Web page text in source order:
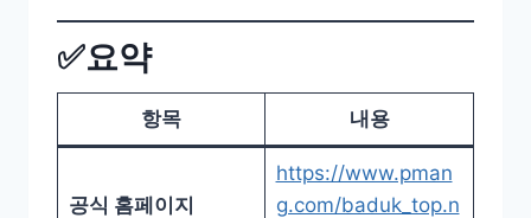
✅요약
항목 내용
공식 홈페이지
https://www.pman
g.com/baduk_top.n